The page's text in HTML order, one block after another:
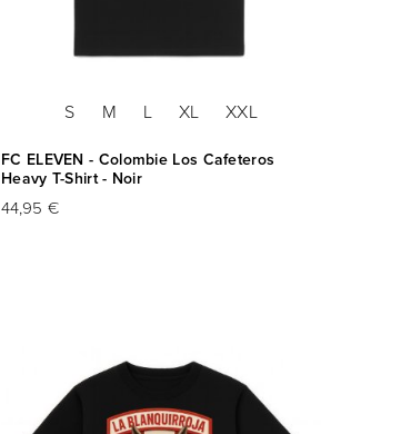
S M L XL XXL
FC ELEVEN - Colombie Los Cafeteros
Heavy T-Shirt - Noir
44,95 €